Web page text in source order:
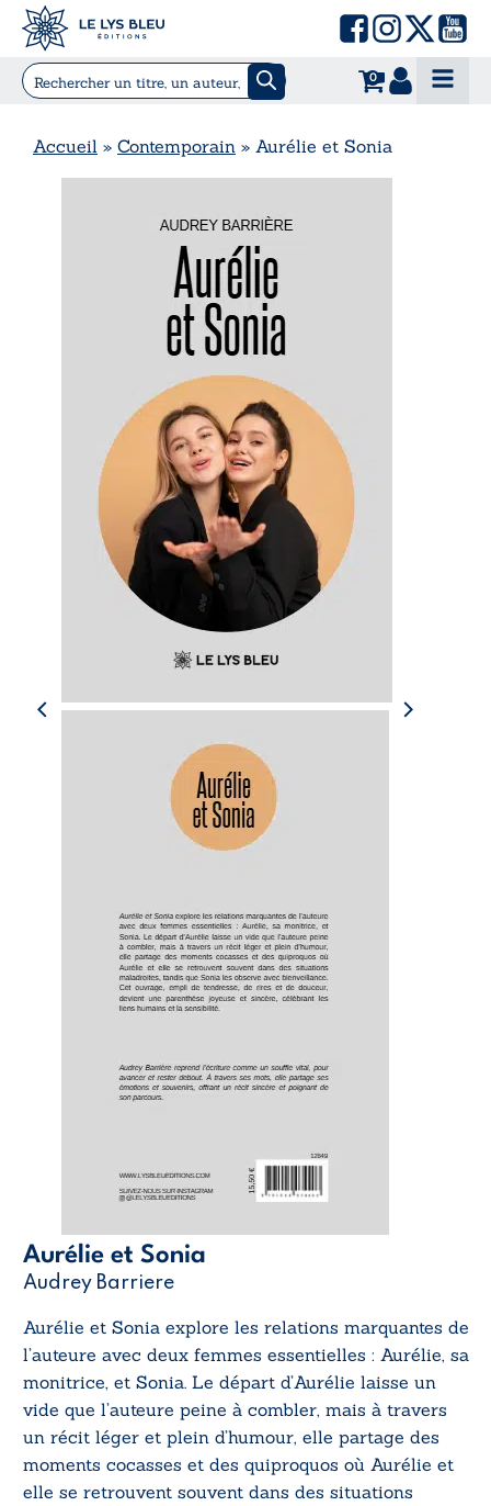
0
Accueil » Contemporain » Aurélie et Sonia
Aurélie et Sonia
Audrey Barriere
Aurélie et Sonia explore les relations marquantes de
l’auteure avec deux femmes essentielles : Aurélie, sa
monitrice, et Sonia. Le départ d’Aurélie laisse un
vide que l’auteure peine à combler, mais à travers
un récit léger et plein d’humour, elle partage des
moments cocasses et des quiproquos où Aurélie et
elle se retrouvent souvent dans des situations